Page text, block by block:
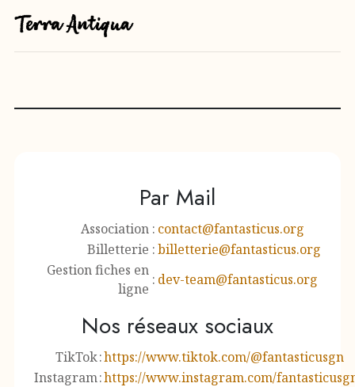
Par Mail
Association : contact@fantasticus.org
Billetterie :billetterie@fantasticus.org
Gestion fiches en
ligne
: dev-team@fantasticus.org
Nos réseaux sociaux
TikTok:https://www.tiktok.com/@fantasticusgn
Instagram:https://www.instagram.com/